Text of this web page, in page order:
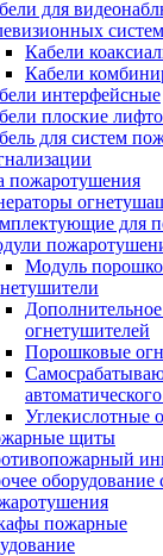
для
систем
Кабели
Кабели
интерфейсные
плоские
для систем
пожаротушения
для
Модуль
огнетушителей
Порошковые
Углекислотные
щиты
оборудование
пожарные